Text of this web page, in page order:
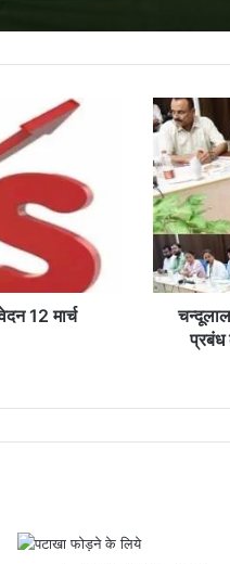
12 मार्च
चन्दूलाल
चन्द्राकर
शासकीय
चिकित्सा
महाविद्यालय
के
प्रबंध
कारिणी
समिति
स्वशासीप्रबंध